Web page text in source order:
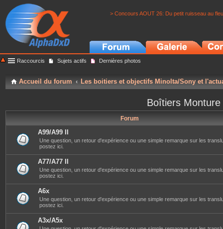
> Concours AOUT 26: Du petit ruisseau au
Raccourcis Sujets actifs Dernières photos
Accueil du forum Les boitiers et objectifs Minolta/Sony et
Boîtiers Monture
Forum
A99/A99 II
Une question, un retour d'expérience ou une simple remarque sur les
postez ici.
A77/A77 II
Une question, un retour d'expérience ou une simple remarque sur les
postez ici.
A6x
Une question, un retour d'expérience ou une simple remarque sur les
postez ici.
A3x/A5x